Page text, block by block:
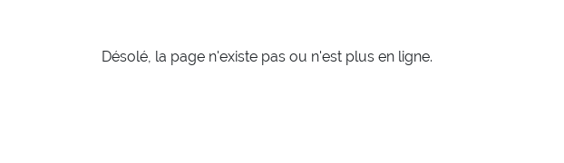
Désolé, la page n'existe pas ou n'est plus en ligne.